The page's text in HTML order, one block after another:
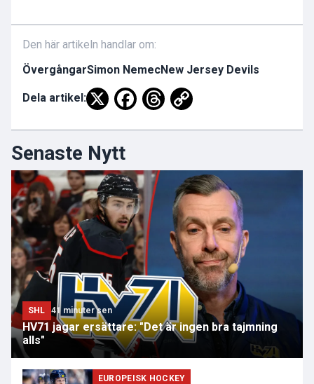
Den här artikeln handlar om:
ÖvergångarSimon NemecNew Jersey Devils
Dela artikel:
Senaste Nytt
SHL 41 minuter sen
HV71 jagar ersättare: "Det är ingen bra tajmning
alls"
EUROPEISK HOCKEY